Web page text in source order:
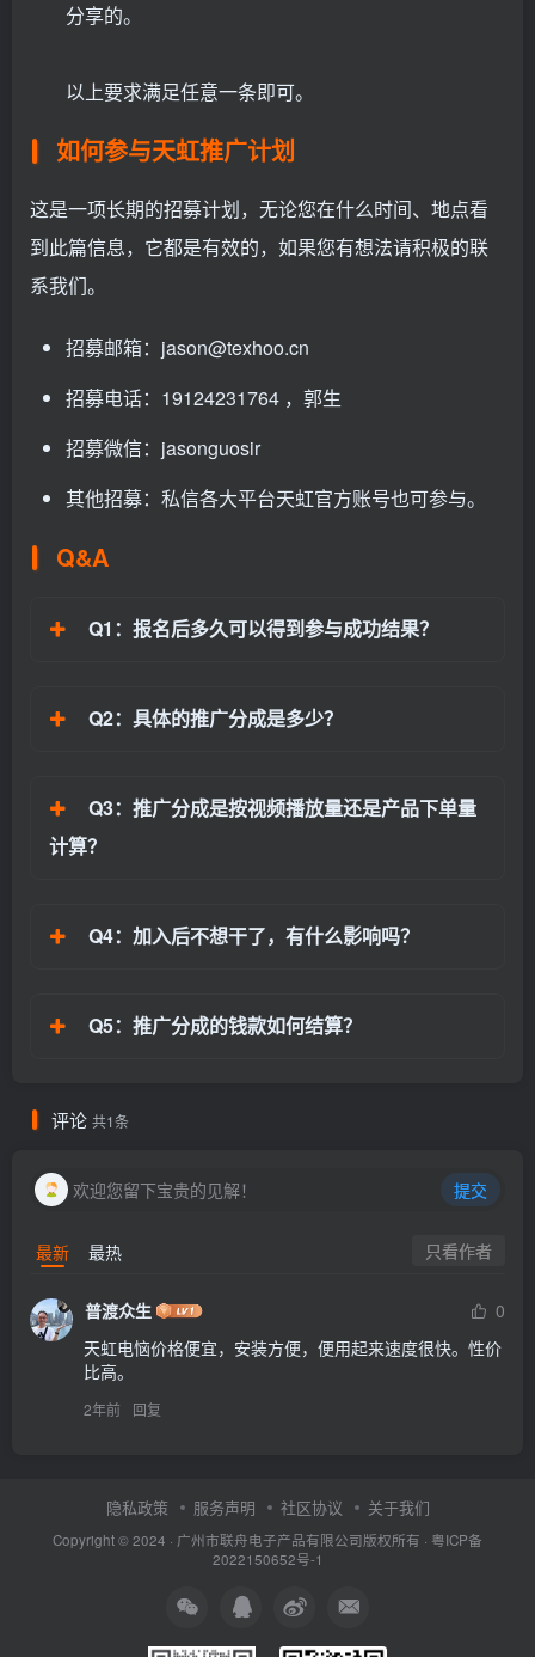
分享的。
以上要求满足任意一条即可。
如何参与天虹推广计划
这是一项长期的招募计划，无论您在什么时间、地点看
到此篇信息，它都是有效的，如果您有想法请积极的联
系我们。
招募邮箱：jason@texhoo.cn
招募电话：19124231764 ，郭生
招募微信：jasonguosir
其他招募：私信各大平台天虹官方账号也可参与。
Q&A
Q1：报名后多久可以得到参与成功结果？
Q2：具体的推广分成是多少？
Q3：推广分成是按视频播放量还是产品下单量
计算？
Q4：加入后不想干了，有什么影响吗？
Q5：推广分成的钱款如何结算？
评论 共1条
欢迎您留下宝贵的见解！ 提交
最新 最热 只看作者
普渡众生
0
天虹电恼价格便宜，安装方便，便用起来速度很快。性价
比高。
2年前 回复
隐私政策 服务声明 社区协议 关于我们
Copyright © 2024 · 广州市联舟电子产品有限公司版权所有 · 粤ICP备
2022150652号-1